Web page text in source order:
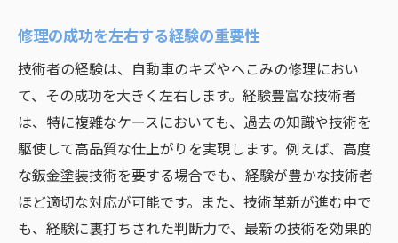
修理の成功を左右する経験の重要性
技術者の経験は、自動車のキズやへこみの修理におい
て、その成功を大きく左右します。経験豊富な技術者
は、特に複雑なケースにおいても、過去の知識や技術を
駆使して高品質な仕上がりを実現します。例えば、高度
な鈑金塗装技術を要する場合でも、経験が豊かな技術者
ほど適切な対応が可能です。また、技術革新が進む中で
も、経験に裏打ちされた判断力で、最新の技術を効果的